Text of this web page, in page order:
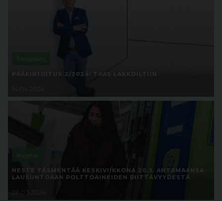
Metsätrans
PÄÄKIRJOITUS 2/2024: TAAS LAKKOILTIIN
Kuljetus
NESTE TÄSMENTÄÄ KESKIVIIKKONA 20.3. ANTAMAANSA
LAUSUNTOAAN POLTTOAINEIDEN RIITTÄVYYDESTÄ
26.03.2024